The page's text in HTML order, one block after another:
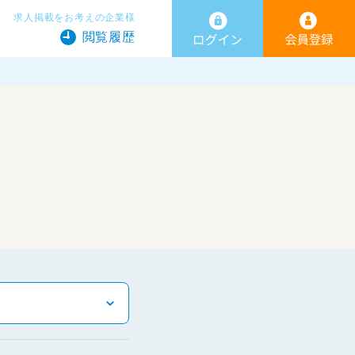
求人掲載をお考えの企業様
閲覧履歴